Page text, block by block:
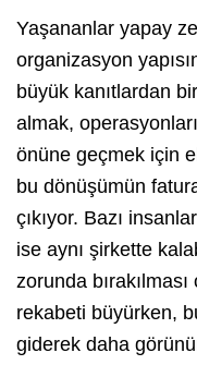
Yaşananlar yapay
organizasyon
büyük kanıtlardan
almak,
önüne geçmek için
bu dönüşümün
çıkıyor. Bazı
ise aynı şirkette
zorunda
rekabeti büyürken,
giderek daha